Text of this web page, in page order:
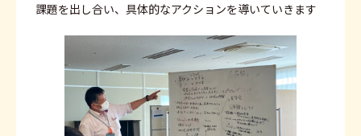
課題を出し合い、具体的なアクションを導いていきます